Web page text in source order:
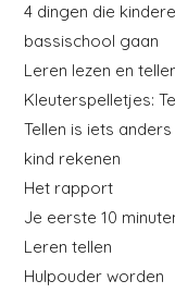
4 dingen die
bassischool gaan
Leren lezen en
Kleuterspelletjes:
Tellen is iets
kind rekenen
Het rapport
Je eerste 10
Leren tellen
Hulpouder worden